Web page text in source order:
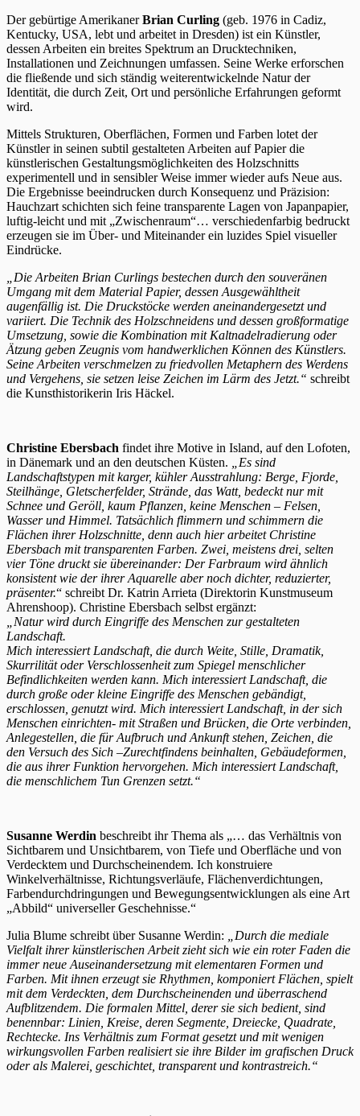
Der gebürtige AmerikanerBrian Curling (geb. 1976 in Cadiz,
Kentucky, USA, lebt und arbeitet in Dresden) ist ein Künstler,
dessen Arbeiten ein breites Spektrum an Drucktechniken,
Installationen und Zeichnungen umfassen. Seine Werke erforschen
die fließende und sich ständig weiterentwickelnde Natur der
Identität, die durch Zeit, Ort und persönliche Erfahrungen geformt
wird.
Mittels Strukturen, Oberflächen, Formen und Farben lotet der
Künstler in seinen subtil gestalteten Arbeiten auf Papier die
künstlerischen Gestaltungsmöglichkeiten des Holzschnitts
experimentell und in sensibler Weise immer wieder aufs Neue aus.
Die Ergebnisse beeindrucken durch Konsequenz und Präzision:
Hauchzart schichten sich feine transparente Lagen von Japanpapier,
luftig-leicht und mit „Zwischenraum“… verschiedenfarbig bedruckt
erzeugen sie im Über- und Miteinander ein luzides Spiel visueller
Eindrücke.
„Die Arbeiten Brian Curlings bestechen durch den souveränen
Umgang mit dem Material Papier, dessen Ausgewähltheit
augenfällig ist. Die Druckstöcke werden aneinandergesetzt und
variiert. Die Technik des Holzschneidens und dessen großformatige
Umsetzung, sowie die Kombination mit Kaltnadelradierung oder
Ätzung geben Zeugnis vom handwerklichen Können des Künstlers.
Seine Arbeiten verschmelzen zu friedvollen Metaphern des Werdens
und Vergehens, sie setzen leise Zeichen im Lärm des Jetzt.“ schreibt
die Kunsthistorikerin Iris Häckel.
Christine Ebersbach findet ihre Motive in Island, auf den Lofoten,
in Dänemark und an den deutschen Küsten.
„Es sind
Landschaftstypen mit karger, kühler Ausstrahlung: Berge, Fjorde,
Steilhänge, Gletscherfelder, Strände, das Watt, bedeckt nur mit
Schnee und Geröll, kaum Pflanzen, keine Menschen – Felsen,
Wasser und Himmel. Tatsächlich flimmern und schimmern die
Flächen ihrer Holzschnitte, denn auch hier arbeitet Christine
Ebersbach mit transparenten Farben. Zwei, meistens drei, selten
vier Töne druckt sie übereinander: Der Farbraum wird ähnlich
konsistent wie der ihrer Aquarelle aber noch dichter, reduzierter,
präsenter.“ schreibt Dr. Katrin Arrieta (Direktorin Kunstmuseum
Ahrenshoop). Christine Ebersbach selbst ergänzt:
„Natur wird durch Eingriffe des Menschen zur gestalteten
Landschaft.
Mich interessiert Landschaft, die durch Weite, Stille, Dramatik,
Skurrilität oder Verschlossenheit zum Spiegel menschlicher
Befindlichkeiten werden kann. Mich interessiert Landschaft, die
durch große oder kleine Eingriffe des Menschen gebändigt,
erschlossen, genutzt wird. Mich interessiert Landschaft, in der sich
Menschen einrichten- mit Straßen und Brücken, die Orte verbinden,
Anlegestellen, die für Aufbruch und Ankunft stehen, Zeichen, die
den Versuch des Sich –Zurechtfindens beinhalten, Gebäudeformen,
die aus ihrer Funktion hervorgehen. Mich interessiert Landschaft,
die menschlichem Tun Grenzen setzt.“
Susanne Werdin beschreibt ihr Thema als „… das Verhältnis von
Sichtbarem und Unsichtbarem, von Tiefe und Oberfläche und von
Verdecktem und Durchscheinendem. Ich konstruiere
Winkelverhältnisse, Richtungsverläufe, Flächenverdichtungen,
Farbendurchdringungen und Bewegungsentwicklungen als eine Art
„Abbild“ universeller Geschehnisse.“
Julia Blume schreibt über Susanne Werdin: „Durch die mediale
Vielfalt ihrer künstlerischen Arbeit zieht sich wie ein roter Faden die
immer neue Auseinandersetzung mit elementaren Formen und
Farben. Mit ihnen erzeugt sie Rhythmen, komponiert Flächen, spielt
mit dem Verdeckten, dem Durchscheinenden und überraschend
Aufblitzendem. Die formalen Mittel, derer sie sich bedient, sind
benennbar: Linien, Kreise, deren Segmente, Dreiecke, Quadrate,
Rechtecke. Ins Verhältnis zum Format gesetzt und mit wenigen
wirkungsvollen Farben realisiert sie ihre Bilder im grafischen Druck
oder als Malerei, geschichtet, transparent und kontrastreich.“